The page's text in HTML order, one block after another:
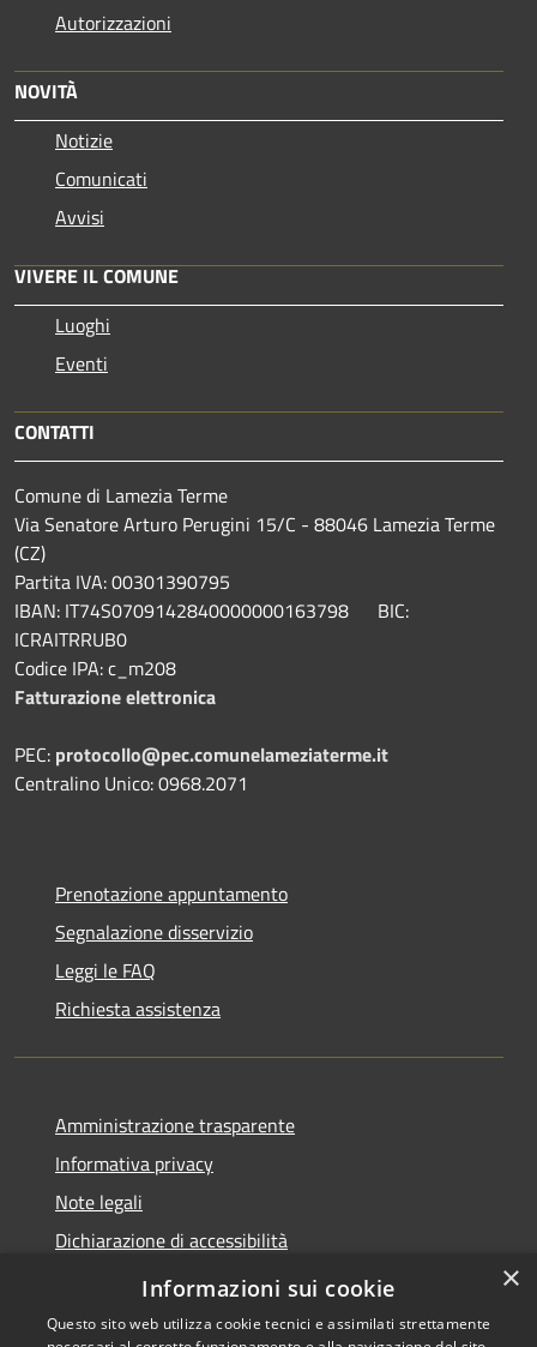
Autorizzazioni
NOVITÀ
Notizie
Comunicati
Avvisi
VIVERE IL COMUNE
Luoghi
Eventi
CONTATTI
Comune di Lamezia Terme
Via Senatore Arturo Perugini 15/C - 88046 Lamezia Terme
(CZ)
Partita IVA: 00301390795
IBAN: IT74S0709142840000000163798 BIC:
ICRAITRRUB0
Codice IPA: c_m208
Fatturazione elettronica
PEC: protocollo@pec.comunelameziaterme.it
Centralino Unico: 0968.2071
Prenotazione appuntamento
Segnalazione disservizio
Leggi le FAQ
Richiesta assistenza
Amministrazione trasparente
Informativa privacy
Note legali
Dichiarazione di accessibilità
Feedback accessibilità
×
Informazioni sui cookie
Questo sito web utilizza cookie tecnici e assimilati strettamente